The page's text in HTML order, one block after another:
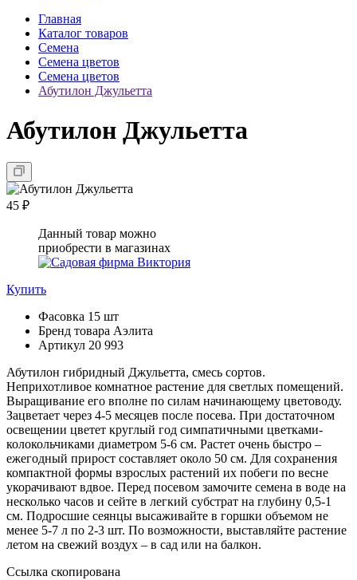
Главная
Каталог товаров
Семена
Семена цветов
Семена цветов
Абутилон Джульетта
Абутилон Джульетта
45 ₽
Данный товар можно
приобрести в магазинах
Купить
Фасовка 15 шт
Бренд товара Аэлита
Артикул 20 993
Абутилон гибридный Джульетта, смесь сортов.
Неприхотливое комнатное растение для светлых помещений.
Выращивание его вполне по силам начинающему цветоводу.
Зацветает через 4-5 месяцев после посева. При достаточном
освещении цветет круглый год симпатичными цветками-
колокольчиками диаметром 5-6 см. Растет очень быстро –
ежегодный прирост составляет около 50 см. Для сохранения
компактной формы взрослых растений их побеги по весне
укорачивают вдвое. Перед посевом замочите семена в воде на
несколько часов и сейте в легкий субстрат на глубину 0,5-1
см. Подросшие сеянцы высаживайте в горшки объемом не
менее 5-7 л по 2-3 шт. По возможности, выставляйте растение
летом на свежий воздух – в сад или на балкон.
Ссылка скопирована